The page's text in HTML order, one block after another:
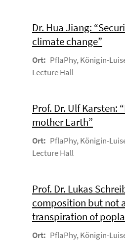
Dr. Hua Jiang:
climate change”
Ort: PflaPhy, Königin-
Lecture Hall
Prof. Dr. Ulf Karsten:
mother Earth”
Ort: PflaPhy, Königin-
Lecture Hall
Prof. Dr. Lukas
composition but not
transpiration of
Ort: PflaPhy, Königin-